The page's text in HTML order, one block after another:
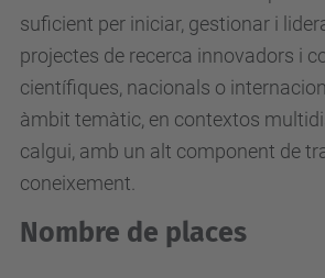
suficient per iniciar, gestionar i
projectes de recerca innovadors i
científiques, nacionals o
àmbit temàtic, en contextos
calgui, amb un alt component de
coneixement.
Nombre de places